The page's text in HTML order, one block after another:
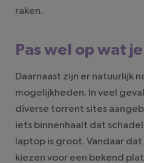
raken.
Pas wel op wat
Daarnaast zijn er natuurlijk
mogelijkheden. In veel
diverse torrent sites
iets binnenhaalt dat
laptop is groot. Vandaar
kiezen voor een bekend